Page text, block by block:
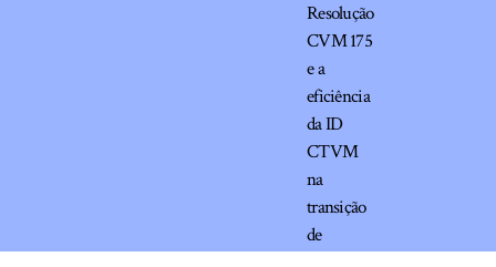
Resolução
CVM 175
e a
eficiência
da ID
CTVM
na
transição
de